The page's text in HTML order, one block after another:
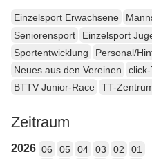
Einzelsport Erwachsene
Seniorensport
Einzelsport
Sportentwicklung
Personal/
Neues aus den Vereinen
BTTV Junior-Race
TT-
Zeitraum
2026 06 05 04 03 02 01